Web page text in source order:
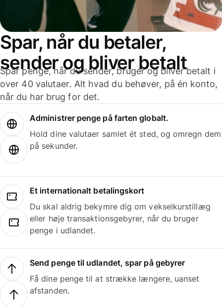
Spar, når du betaler,
sender og bliver betalt
Spar penge, når du sender, bruger og bliver betalt i
over 40 valutaer. Alt hvad du behøver, på én konto,
når du har brug for det.
Administrer penge på farten globalt.
Hold dine valutaer samlet ét sted, og omregn dem
på sekunder.
Et internationalt betalingskort
Du skal aldrig bekymre dig om vekselkurstillæg
eller høje transaktionsgebyrer, når du bruger
penge i udlandet.
Send penge til udlandet, spar på gebyrer
Få dine penge til at strække længere, uanset
afstanden.